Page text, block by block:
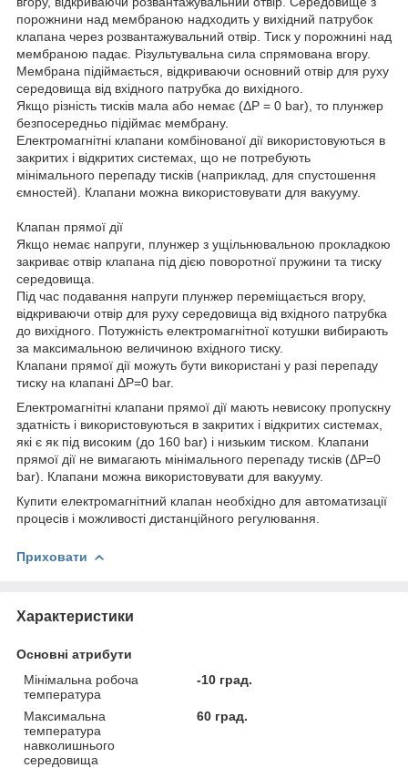
порожнини над мембраною надходить у вихідний патрубок
клапана через розвантажувальний отвір. Тиск у порожнині над
мембраною падає. Різультувальна сила спрямована вгору.
Мембрана підіймається, відкриваючи основний отвір для руху
середовища від вхідного патрубка до вихідного.
Якщо різність тисків мала або немає (ΔP = 0 bar), то плунжер
безпосередньо підіймає мембрану.
Електромагнітні клапани комбінованої дії використовуються в
закритих і відкритих системах, що не потребують
мінімального перепаду тисків (наприклад, для спустошення
ємностей). Клапани можна використовувати для вакууму.
Клапан прямої дії
Якщо немає напруги, плунжер з ущільнювальною прокладкою
закриває отвір клапана під дією поворотної пружини та тиску
середовища.
Під час подавання напруги плунжер переміщається вгору,
відкриваючи отвір для руху середовища від вхідного патрубка
до вихідного. Потужність електромагнітної котушки вибирають
за максимальною величиною вхідного тиску.
Клапани прямої дії можуть бути використані у разі перепаду
тиску на клапані ΔP=0 bar.
Електромагнітні клапани прямої дії мають невисоку пропускну
здатність і використовуються в закритих і відкритих системах,
які є як під високим (до 160 bar) і низьким тиском. Клапани
прямої дії не вимагають мінімального перепаду тисків (ΔP=0
bar). Клапани можна використовувати для вакууму.
Купити електромагнітний клапан необхідно для автоматизації
процесів і можливості дистанційного регулювання.
Приховати
Характеристики
Основні атрибути
Мінімальна робоча
температура
-10 град.
Максимальна
температура
навколишнього
середовища
60 град.